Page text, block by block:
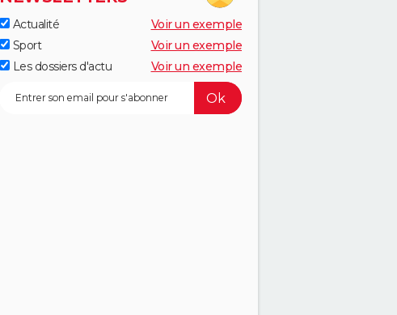
Actualité
Voir un exemple
Sport
Voir un exemple
Les dossiers d'actu
Voir un exemple